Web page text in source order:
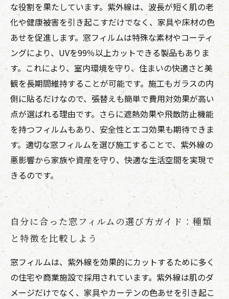
な役割を果たしています。紫外線は、波長が短く肌の老
化や健康被害を引き起こすだけでなく、家具や床材の色
あせを促進します。窓フィルムは特殊な素材やコーティ
ングにより、UVを99％以上カットできる製品もありま
す。これにより、室内環境を守り、住まいの快適さと美
観を長期間維持することが可能です。施工もガラスの内
側に貼るだけなので、張替えも簡単で費用対効果が高い
点が選ばれる理由です。さらに遮熱効果や飛散防止機能
を持つフィルムもあり、安全性とエコ効果も期待できま
す。適切な窓フィルムを選び施工することで、紫外線の
悪影響から家族や資産を守り、快適な生活空間を実現で
きるのです。
自分に合った窓フィルムの選び方ガイド：種類
と特徴を比較しよう
窓フィルムは、紫外線を効果的にカットするために多く
の住宅や商業施設で採用されています。紫外線は肌のダ
メージだけでなく、家具やカーテンの色あせを引き起こ